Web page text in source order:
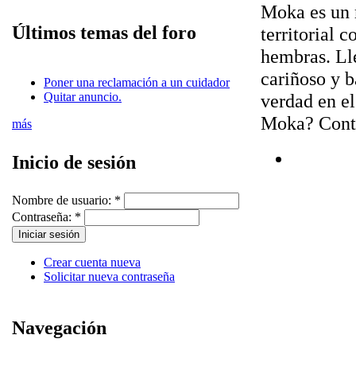
Últimos temas del foro
Poner una reclamación a un cuidador
Quitar anuncio.
más
Inicio de sesión
Nombre de usuario: *
Contraseña: *
Crear cuenta nueva
Solicitar nueva contraseña
Navegación
Moka es un
territorial
hembras.
cariñoso y
verdad en
Moka?